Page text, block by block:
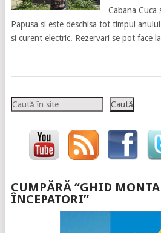
Cabana
Papusa si este deschisa tot timpul
si curent electric. Rezervari se pot face
Caută Caută
CUMPĂRĂ “GHID
ÎNCEPATORI”